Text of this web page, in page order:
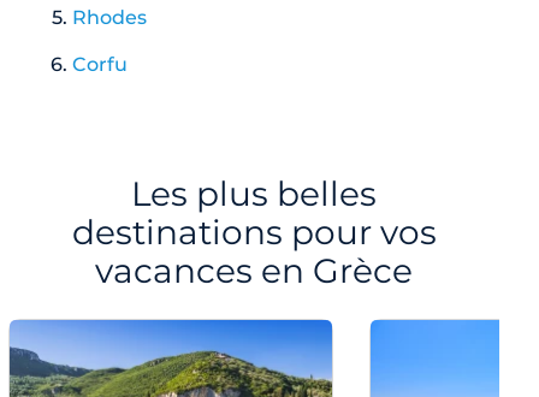
Rhodes
Corfu
Les plus belles
destinations pour vos
vacances en Grèce